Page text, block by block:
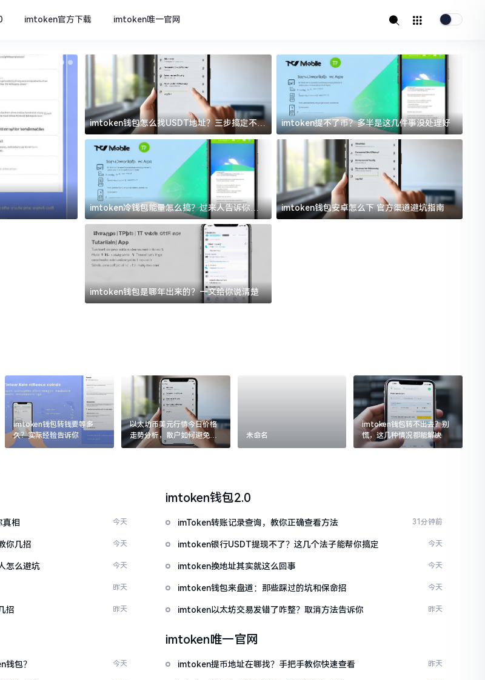
imtoken官方下载 imtoken唯一官网
imtoken官方下载
imtoken钱包怎么找USDT地址？三步搞定不踩
坑
imtoken提不了币？多半是这几件事没处理好
imtoken冷钱包能量怎么搞？过来人告诉你门
道
imtoken钱包安卓怎么下 官方渠道避坑指南
imtoken钱包是哪年出来的？一文给你说清楚
imtoken钱包转钱要等多
久？实际经验告诉你
以太坊币美元行情今日价格
走势分析，散户如何避免追
涨杀跌被套牢
未命名
imtoken钱包转不出去？别
慌，这几种情况都能解决
相 今天
你几招 今天
怎么避坑 今天
昨天
招 昨天
imtoken钱包2.0
imToken转账记录查询，教你正确查看方法 31分钟前
imtoken银行USDT提现不了？这几个法子能帮你搞定 今天
imtoken换地址其实就这么回事 今天
imtoken钱包来盘道：那些踩过的坑和保命招 今天
imtoken以太坊交易发错了咋整？取消方法告诉你 昨天
包？ 今天
imtoken唯一官网
imtoken提币地址在哪找？手把手教你快速查看 昨天